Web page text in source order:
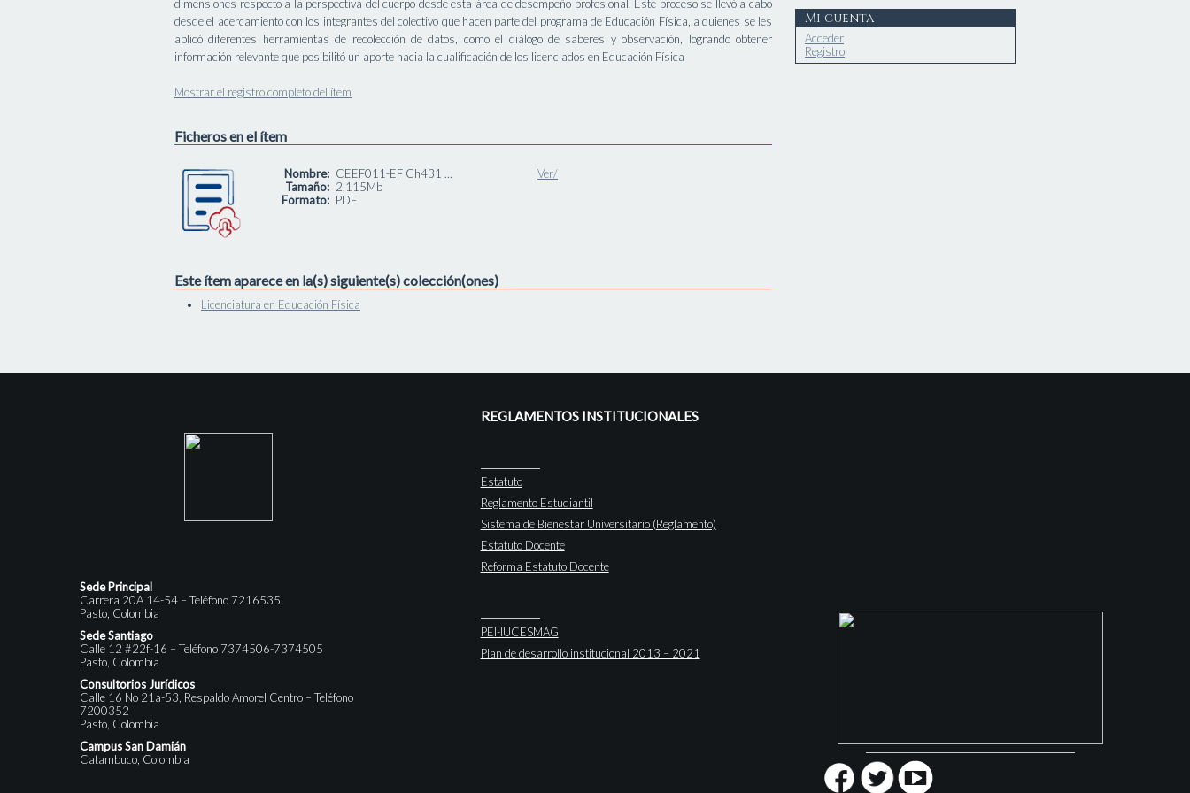
dimensiones respecto a la perspectiva del cuerpo desde esta área de desempeño profesional. Este proceso se llevó a cabo
desde el acercamiento con los integrantes del colectivo que hacen parte del programa de Educación Física, a quienes se les
aplicó diferentes herramientas de recolección de datos, como el diálogo de saberes y observación, logrando obtener
información relevante que posibilitó un aporte hacia la cualificación de los licenciados en Educación Física
Mostrar el registro completo del ítem
Ficheros en el ítem
Nombre: CEEF011-EF Ch431 ...
Tamaño: 2.115Mb
Formato: PDF
Ver/
Este ítem aparece en la(s) siguiente(s) colección(ones)
Licenciatura en Educación Física
Mi cuenta
Acceder
Registro
Sede Principal
Carrera 20A 14-54 – Teléfono 7216535
Pasto, Colombia
Sede Santiago
Calle 12 #22f-16 – Teléfono 7374506-7374505
Pasto, Colombia
Consultorios Jurídicos
Calle 16 No 21a-53, Respaldo Amorel Centro – Teléfono
7200352
Pasto, Colombia
Campus San Damián
Catambuco, Colombia
REGLAMENTOS INSTITUCIONALES
Estatuto
Reglamento Estudiantil
Sistema de Bienestar Universitario (Reglamento)
Estatuto Docente
Reforma Estatuto Docente
PEI-IUCESMAG
Plan de desarrollo institucional 2013 – 2021